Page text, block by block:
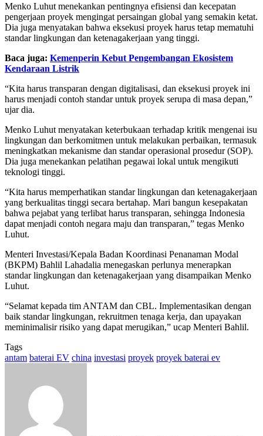
Menko Luhut menekankan pentingnya efisiensi dan kecepatan
pengerjaan proyek mengingat persaingan global yang semakin ketat.
Dia juga menyatakan bahwa eksekusi proyek harus tetap mematuhi
standar lingkungan dan ketenagakerjaan yang tinggi.
Baca juga: Kemenperin Kebut Pengembangan Ekosistem
Kendaraan Listrik
“Kita harus transparan dengan digitalisasi, dan eksekusi proyek ini
harus menjadi contoh standar untuk proyek serupa di masa depan,”
ujar dia.
Menko Luhut menyatakan keterbukaan terhadap kritik mengenai isu
lingkungan dan berkomitmen untuk melakukan perbaikan, termasuk
meningkatkan mekanisme dan standar operasional prosedur (SOP).
Dia juga menekankan pelatihan pegawai lokal untuk mengikuti
teknologi tinggi.
“Kita harus memperhatikan standar lingkungan dan ketenagakerjaan
yang berkualitas tinggi secara bertahap. Mari bangun kesepakatan
bahwa pejabat yang terlibat harus transparan, sehingga Indonesia
dapat menjadi contoh negara maju dan transparan,” tegas Menko
Luhut.
Menteri Investasi/Kepala Badan Koordinasi Penanaman Modal
(BKPM) Bahlil Lahadalia menegaskan perlunya menerapkan
standar lingkungan dan ketenagakerjaan yang disampaikan Menko
Luhut.
“Selamat kepada tim ANTAM dan CBL. Implementasikan dengan
baik standar lingkungan, rekruitmen tenaga kerja, dan upayakan
meminimalisir risiko yang dapat merugikan,” ucap Menteri Bahlil.
Tags
antam baterai EV china investasi proyek proyek baterai ev